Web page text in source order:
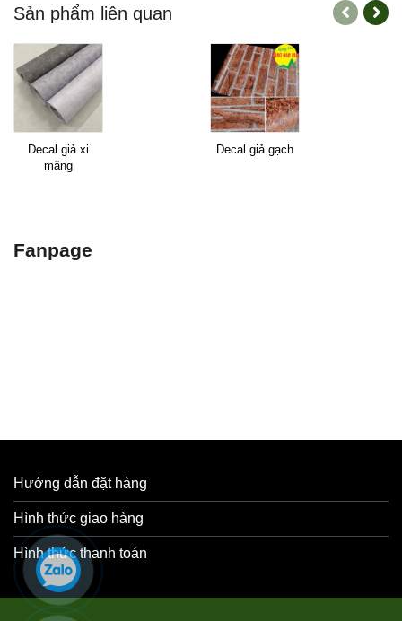
Sản phẩm liên quan
Decal giả xi
măng
Decal giả gạch
Fanpage
Hướng dẫn đặt hàng
Hình thức giao hàng
Hình thức thanh toán